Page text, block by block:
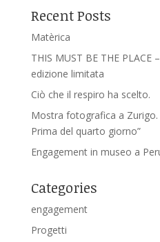
Recent Posts
Matèrica
THIS MUST BE THE PLACE
edizione limitata
Ciò che il respiro ha scelto.
Mostra fotografica a Zurigo.
Prima del quarto giorno”
Engagement in museo a
Categories
engagement
Progetti